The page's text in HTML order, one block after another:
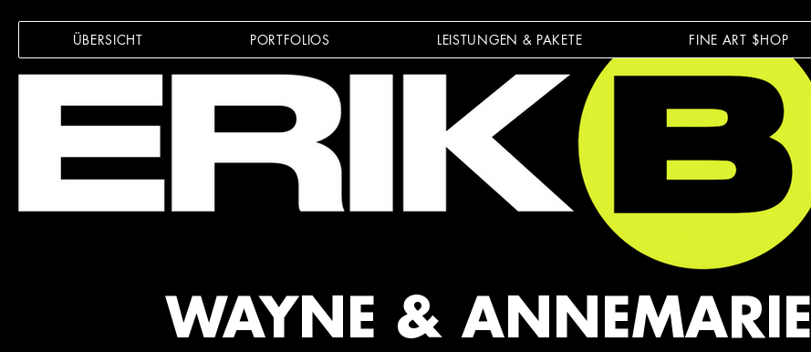
ÜBERSICHT PORTFOLIOS LEISTUNGEN & PAKETE FINE ART $HOP
WAYNE & ANNEMARIE